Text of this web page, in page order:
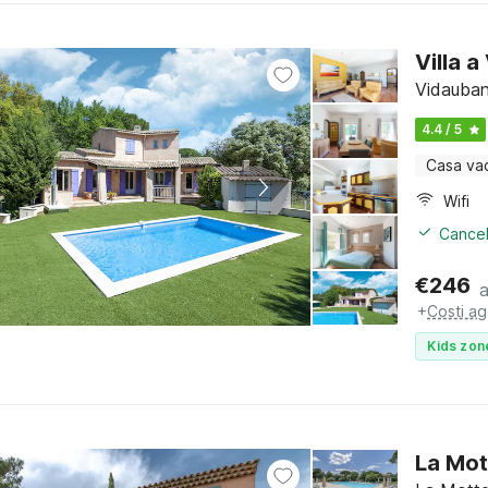
Villa a
4.4 / 5
Casa
Wifi
€246
+Costi
Kids
La